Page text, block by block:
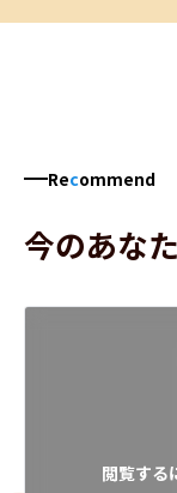
Recommend
今のあな
閲覧する